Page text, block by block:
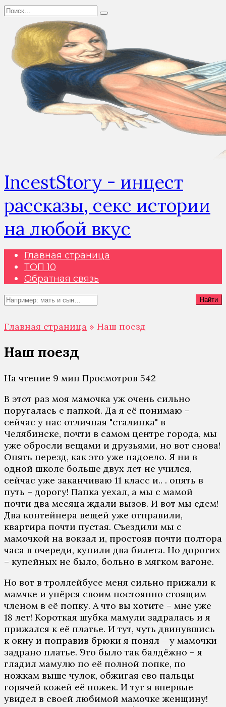
Перейти
содержанию
Search
IncestStory - инцест
рассказы, секс истории
на любой вкус
Главная страница
ТОП 10
Обратная связь
Search
Найти
Главная страница » Наш поезд
Наш поезд
На чтение 9 мин Просмотров 542
В этот раз моя мамочка уж очень сильно
поругалась с папкой. Да я её понимаю –
сейчас у нас отличная "сталинка" в
Челябинске, почти в самом центре города, мы
уже обросли вещами и друзьями, но вот снова!
Опять перезд, как это уже надоело. Я ни в
одной школе больше двух лет не учился,
сейчас уже заканчиваю 11 класс и.. . опять в
путь – дорогу! Папка уехал, а мы с мамой
почти два месяца ждали вызов. И вот мы едем!
Два контейнера вещей уже отправили,
квартира почти пустая. Съездили мы с
мамочкой на вокзал и, простояв почти полтора
часа в очереди, купили два билета. Но дорогих
– купейных не было, больно в мягком вагоне.
Но вот в троллейбусе меня сильно прижали к
мамчке и упёрся своим постоянно стоящим
членом в её попку. А что вы хотите – мне уже
18 лет! Короткая шубка мамули задралась и я
прижался к её платье. И тут, чуть двинувшись
к окну и поправив брюки я понял – у мамочки
задрано платье. Это было так балдёжно – я
гладил мамулю по её полной попке, по
ножкам выше чулок, обжигая сво пальцы
горячей кожей её ножек. И тут я впервые
увидел в своей любимой мамочке женщину!